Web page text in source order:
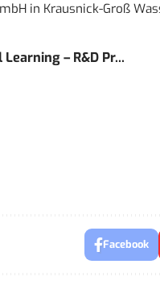
in Krausnick-Groß
– R&D Pr...
Facebook